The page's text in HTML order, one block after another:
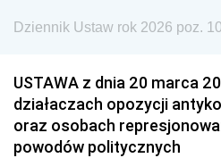
Dziennik Ustaw rok 2026 poz.
USTAWA z dnia 20 marca
działaczach opozycji
oraz osobach
powodów politycznych